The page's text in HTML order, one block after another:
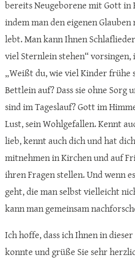
bereits Neugeborene mit Gott
indem man den eigenen
lebt. Man kann Ihnen
viel Sternlein stehen“ vorsingen,
„Weißt du, wie viel Kinder frühe
Bettlein auf? Dass sie ohne Sorg
sind im Tageslauf? Gott im
Lust, sein Wohlgefallen. Kennt
lieb, kennt auch dich und hat
mitnehmen in Kirchen und auf
ihren Fragen stellen. Und wenn
geht, die man selbst vielleicht
kann man gemeinsam
Ich hoffe, dass ich Ihnen in
konnte und grüße Sie sehr